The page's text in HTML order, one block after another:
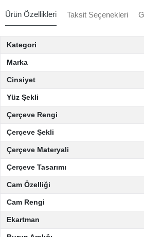
Ürün Özellikleri Taksit Seçenekleri
Kategori
Marka
Cinsiyet
Yüz Şekli
Çerçeve Rengi
Çerçeve Şekli
Çerçeve Materyali
Çerçeve Tasarımı
Cam Özelliği
Cam Rengi
Ekartman